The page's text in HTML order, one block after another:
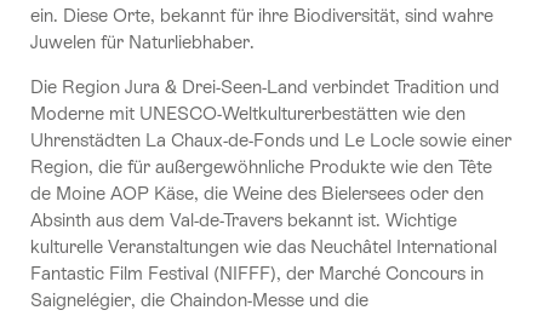
ein. Diese Orte, bekannt für ihre Biodiversität, sind wahre
Juwelen für Naturliebhaber.
Die Region Jura & Drei-Seen-Land verbindet Tradition und
Moderne mit UNESCO-Weltkulturerbestätten wie den
Uhrenstädten La Chaux-de-Fonds und Le Locle sowie einer
Region, die für außergewöhnliche Produkte wie den Tête
de Moine AOP Käse, die Weine des Bielersees oder den
Absinth aus dem Val-de-Travers bekannt ist. Wichtige
kulturelle Veranstaltungen wie das Neuchâtel International
Fantastic Film Festival (NIFFF), der Marché Concours in
Saignelégier, die Chaindon-Messe und die